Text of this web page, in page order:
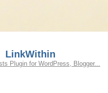
LinkWithin